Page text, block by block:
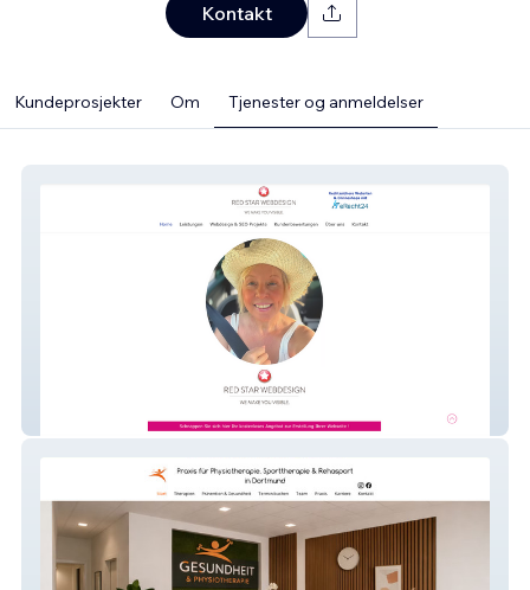
Kontakt
Kundeprosjekter Om Tjenester og anmeldelser
Red Star Webdesign Agentur